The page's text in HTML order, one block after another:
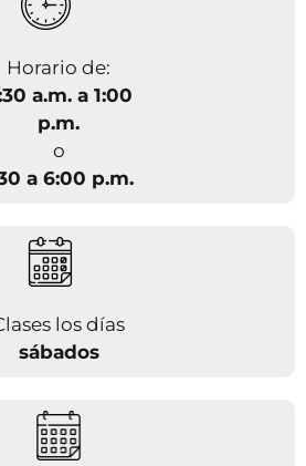
Horario de:
a.m. a 1:00
p.m.
o
a 6:00 p.m.
los días
sábados